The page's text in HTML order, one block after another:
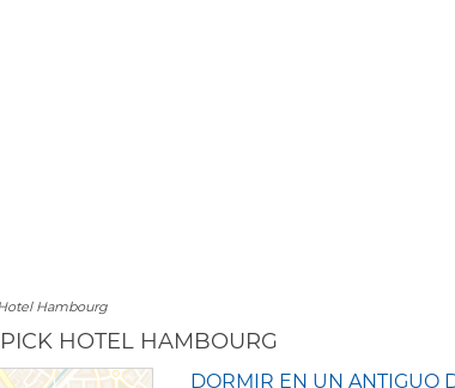
Hambourg
HOTEL HAMBOURG
DORMIR EN UN ANTIGUO